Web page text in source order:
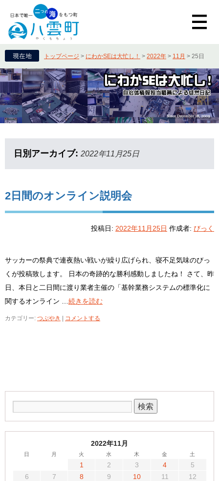
トップページ > にわかSEは大忙し！ > 2022年 > 11月 > 25日
日別アーカイブ: 2022年11月25日
2日間のオンライン説明会
投稿日: 2022年11月25日 作成者: びっく
サッカーの祭典で連夜熱い戦いが繰り広げられ、寝不足気味のびっ
くが投稿致します。 日本の奇跡的な勝利感動しましたね！ さて、昨
日、本日と二日間に渡り業者主催の「基幹業務システムの標準化に
関するオンライン … 続きを読む
カテゴリー: つぶやき コメントする
2022年11月
日 月 火 水 木 金 土
1 2 3 4
5
6
7 8 9 10 11
12